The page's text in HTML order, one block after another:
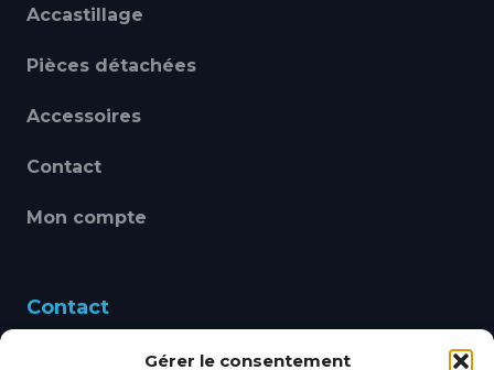
Gérer le consentement
Accastillage
Pièces détachées
Accessoires
Contact
Mon compte
Contact
460 Avenue Alain Le